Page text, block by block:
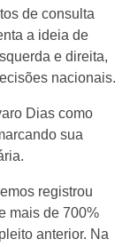
de consulta
a ideia de
e direita,
nacionais.
Dias como
sua
registrou
mais de 700%
anterior. Na